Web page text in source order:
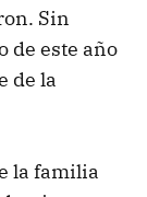
Sin
de este año
de la
la familia